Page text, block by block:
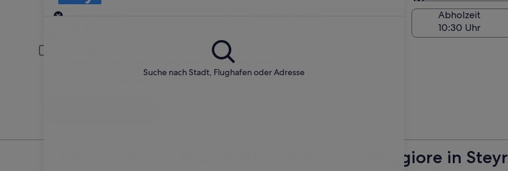
Suche nach Stadt, Flughafen oder Adresse
Abholort
Am Abholort
Abholzeit
Für jüngere oder ältere Fahrer fällt möglicherweise eine weitere Gebühr an.
Alles rund ums Thema Mietwagen von Maggiore in Steyr